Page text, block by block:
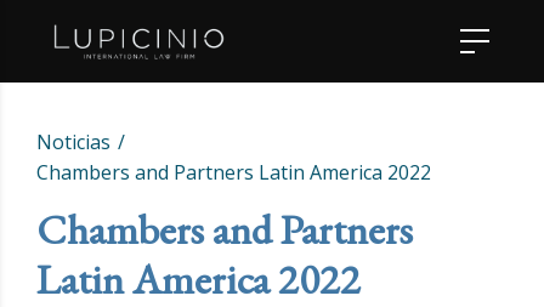
Noticias
Chambers and Partners Latin America 2022
Chambers and Partners
Latin America 2022